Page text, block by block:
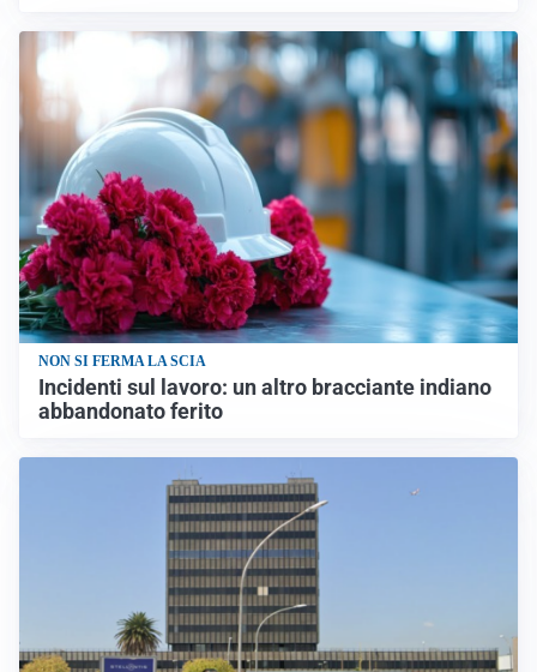
NON SI FERMA LA SCIA
Incidenti sul lavoro: un altro bracciante indiano
abbandonato ferito